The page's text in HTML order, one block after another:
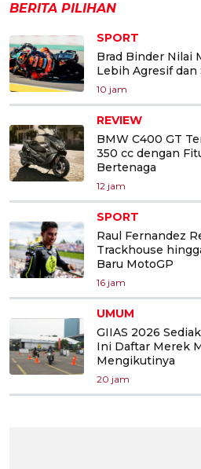
BERITA PILIHAN
SPORT
Brad Binder Nilai
Lebih Agresif
10 jam
REVIEW
BMW C400 GT
350 cc dengan
Bertenaga
12 jam
SPORT
Raul Fernandez
Trackhouse
Baru MotoGP
16 jam
UMUM
GIIAS 2026
Ini Daftar Merek
Mengikutinya
20 jam